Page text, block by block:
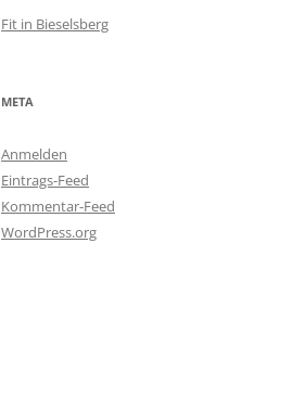
Fit in Bieselsberg
META
Anmelden
Eintrags-Feed
Kommentar-Feed
WordPress.org